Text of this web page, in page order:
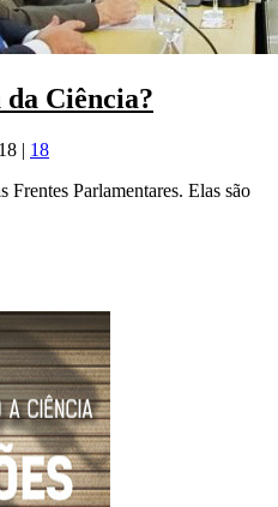
Ciência?
| 18
Parlamentares. Elas são